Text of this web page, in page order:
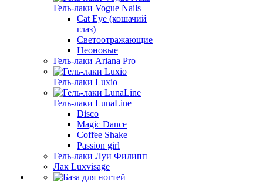
Гель-лаки Vogue Nails
Cat Eye (кошачий
глаз)
Светоотражающие
Неоновые
Гель-лаки Ariana Pro
Гель-лаки Luxio
Гель-лаки LunaLine
Disco
Magic Dance
Coffee Shake
Passion girl
Гель-лаки Луи Филипп
Лак Luxvisage